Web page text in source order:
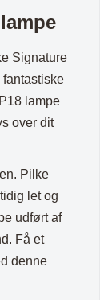
Signature
lampe
over dit
Pilke
let og
udført af
Få et
denne